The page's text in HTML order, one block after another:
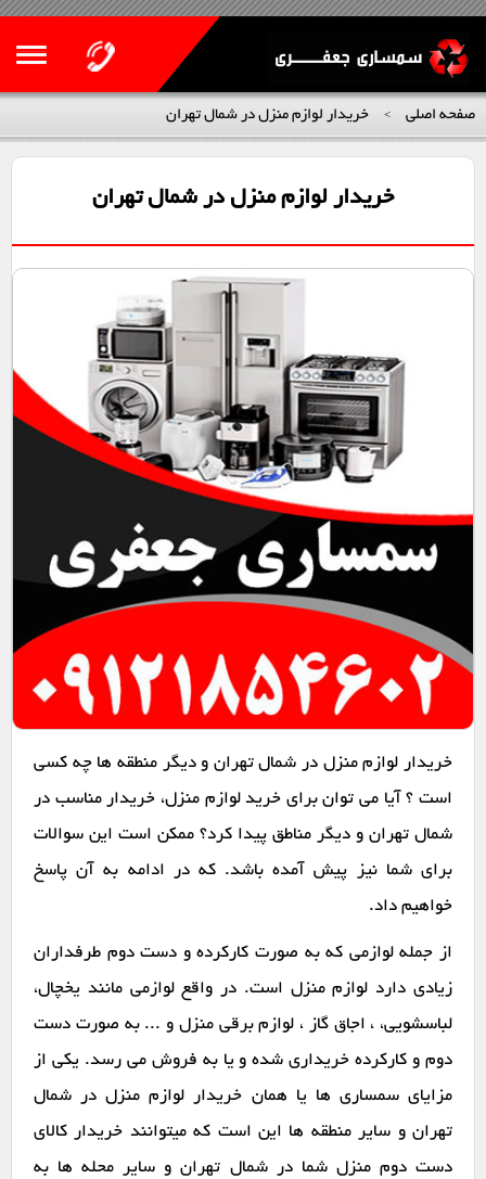
صفحه اصلی > خریدار لوازم منزل در شمال تهران
خریدار لوازم منزل در شمال تهران
خریدار لوازم منزل در شمال تهران و دیگر منطقه ها چه کسی
است ؟ آیا می توان برای خرید لوازم منزل، خریدار مناسب در
شمال تهران و دیگر مناطق پیدا کرد؟ ممکن است این سوالات
برای شما نیز پیش آمده باشد. که در ادامه به آن پاسخ
خواهیم داد.
از جمله لوازمی که به صورت کارکرده و دست دوم طرفداران
زیادی دارد لوازم منزل است. در واقع لوازمی مانند یخچال،
لباسشویی، ، اجاق گاز ، لوازم برقی منزل و ... به صورت دست
دوم و کارکرده خریداری شده و یا به فروش می رسد. یکی از
مزایای سمساری ها یا همان خریدار لوازم منزل در شمال
تهران و سایر منطقه ها این است که میتوانند خریدار کالای
دست دوم منزل شما در شمال تهران و سایر محله ها به